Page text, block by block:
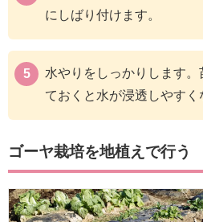
にしばり付けます。
水やりをしっかりします
ておくと水が浸透しやすく
ゴーヤ栽培を地植えで行う